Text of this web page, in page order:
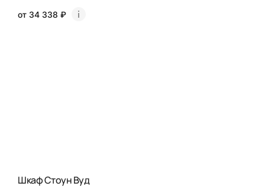
от 34 338 ₽
Шкаф Стоун Вуд